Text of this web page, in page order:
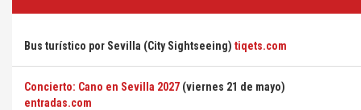
Bus turístico por Sevilla (City Sightseeing) tiqets.com
Concierto: Cano en Sevilla 2027 (viernes 21 de mayo)
entradas.com